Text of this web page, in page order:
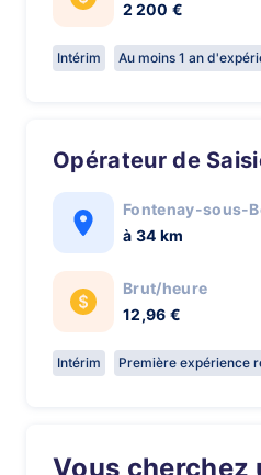
2 200 €
Intérim Au moins 1 an
Opérateur de
Fontenay-sous-
à 34 km
Brut/heure
12,96 €
Intérim Première expérience
Vous